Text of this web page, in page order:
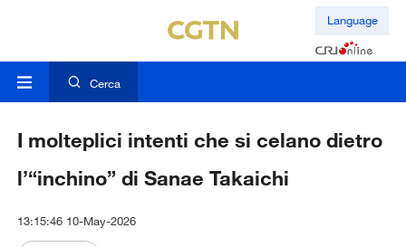
Language
Cerca
I molteplici intenti che si celano dietro
l’“inchino” di Sanae Takaichi
13:15:46 10-May-2026